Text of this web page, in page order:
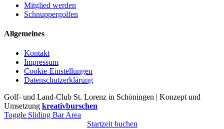
Mitglied werden
Schnuppergolfen
Allgemeines
Kontakt
Impressum
Cookie-Einstellungen
Datenschutzerklärung
Golf- und Land-Club St. Lorenz in Schöningen | Konzept und
Umsetzung kreativburschen
Toggle Sliding Bar Area
Startzeit buchen